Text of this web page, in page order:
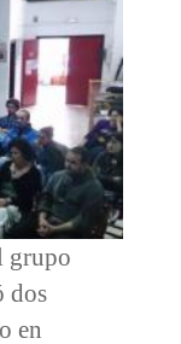
grupo
dos
en